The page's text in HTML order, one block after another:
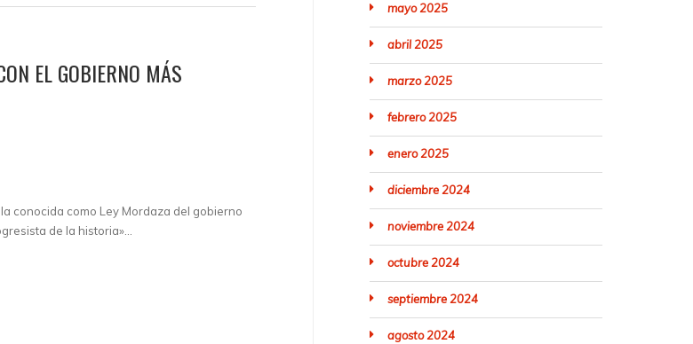
EL GOBIERNO MÁS
conocida como Ley Mordaza del gobierno
de la historia»…
mayo 2025
abril 2025
marzo 2025
febrero 2025
enero 2025
diciembre 2024
noviembre 2024
octubre 2024
septiembre 2024
agosto 2024